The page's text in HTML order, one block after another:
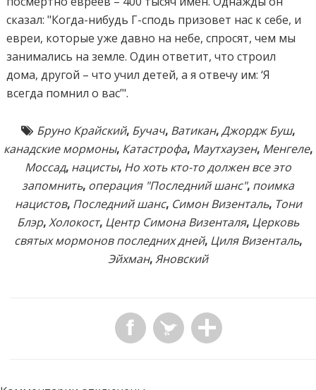
сказал: "Когда-нибудь Г-сподь призовет нас к себе, и
евреи, которые уже давно на небе, спросят, чем мы
занимались на земле. Один ответит, что строил
дома, другой – что учил детей, а я отвечу им: ‘Я
всегда помнил о вас’".
Бруно Крайский, Бучач, Ватикан,Джордж Буш,
канадские мормоны, Катастрофа, Маутхаузен, Менгеле,
Моссад, нацисты, Но хоть кто-то должен все это
запомнить, операция "Последний шанс", поимка
нацистов, Последний шанс, Симон Визенталь, Тони
Блэр,Холокост, Центр Симона Визенталя, Церковь
святых мормонов последних дней, Циля Визенталь,
Эйхман,Яновский